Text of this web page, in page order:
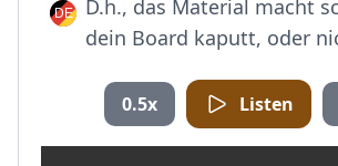
D.h., das Material macht
dein Board kaputt, oder
0.5x Listen